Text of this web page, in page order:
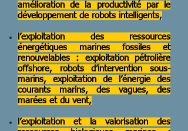
amélioration de la productivité par le
développement de robots intelligents,
l’exploitation des ressources
énergétiques marines fossiles et
renouvelables : exploitation pétrolière
offshore, robots d’intervention sous-
marins, exploitation de l’énergie des
courants marins, des vagues, des
marées et du vent,
l’exploitation et la valorisation des